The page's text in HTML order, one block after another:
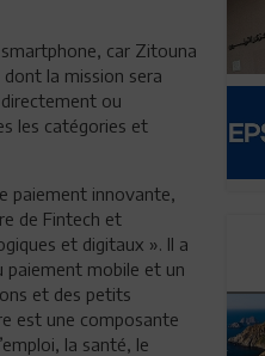
smartphone, car Zitouna
la mission sera
ou
les catégories et
paiement innovante,
de Fintech et
et digitaux ». Il a
paiement mobile et un
et des petits
est une composante
la santé, le